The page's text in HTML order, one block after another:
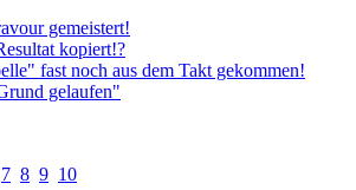
gemeistert!
kopiert!?
fast noch aus dem Takt gekommen!
gelaufen"
7 8 9 10